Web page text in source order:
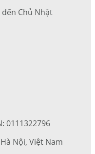
Chủ Nhật
0111322796
Nội, Việt Nam